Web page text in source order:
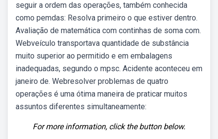
seguir a ordem das operações, também conhecida
como pemdas: Resolva primeiro o que estiver dentro.
Avaliação de matemática com continhas de soma com.
Webveículo transportava quantidade de substância
muito superior ao permitido e em embalagens
inadequadas, segundo o mpsc. Acidente aconteceu em
janeiro de. Webresolver problemas de quatro
operações é uma ótima maneira de praticar muitos
assuntos diferentes simultaneamente:
For more information, click the button below.